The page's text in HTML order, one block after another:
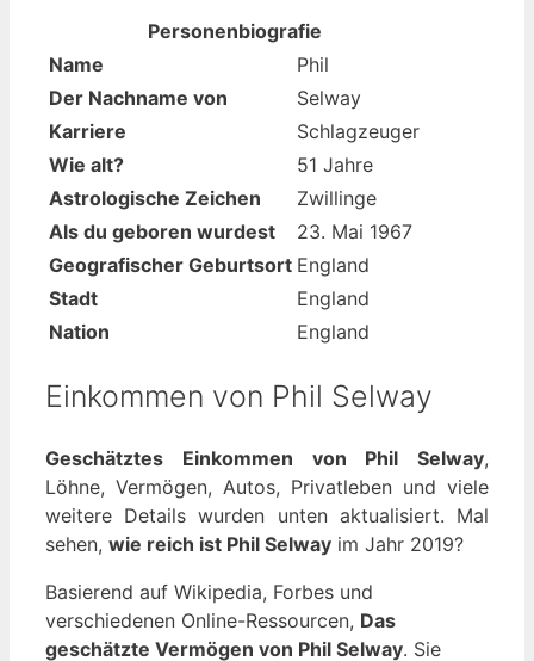
Personenbiografie
Name
Phil
Der Nachname von
Selway
Karriere
Schlagzeuger
Wie alt?
51 Jahre
Astrologische Zeichen
Zwillinge
Als du geboren wurdest
23. Mai 1967
Geografischer Geburtsort England
Stadt
England
Nation
England
Einkommen von Phil Selway
Geschätztes Einkommen von Phil Selway,
Löhne, Vermögen, Autos, Privatleben und viele
weitere Details wurden unten aktualisiert. Mal
sehen, wie reich ist Phil Selway im Jahr 2019?
Basierend auf Wikipedia, Forbes und
verschiedenen Online-Ressourcen, Das
geschätzte Vermögen von Phil Selway. Sie